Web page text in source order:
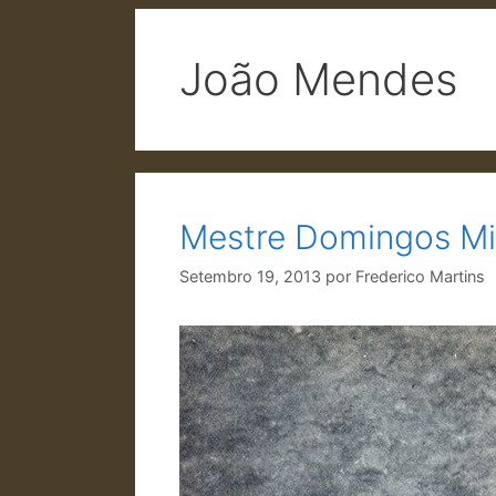
João Mendes
Mestre Domingos
Setembro 19, 2013 por Frederico Martins